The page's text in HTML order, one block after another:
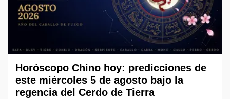
Horóscopo Chino hoy: predicciones de
este miércoles 5 de agosto bajo la
regencia del Cerdo de Tierra